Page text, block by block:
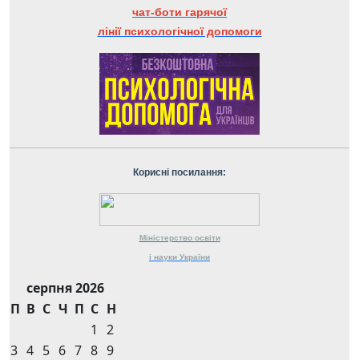
чат-боти гарячої
лінії психологічної допомоги
Корисні посилання:
Міністерство освіти
і науки України
серпня 2026
П В С Ч П С Н
1
2
3 4 5 6 7 8 9